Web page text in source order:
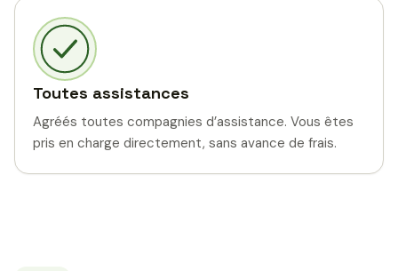
Toutes assistances
Agréés toutes compagnies d’assistance. Vous êtes
pris en charge directement, sans avance de frais.